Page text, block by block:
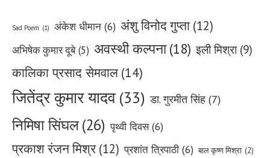
Sad Poem (1) अंकेश धीमान (6) अंशु विनोद गुप्ता (12)
अभिषेक कुमार दूबे (5) अवस्थी कल्पना (18) इली मिश्रा (9)
कालिका प्रसाद सेमवाल (14)
जितेंद्र कुमार यादव (33) डा. गुरमीत सिंह (7)
निमिषा सिंघल(26) पृथ्वी दिवस (6)
प्रकाश रंजन मिश्र (12) प्रशांत त्रिपाठी (6) बाल कृष्ण मिश्रा (2)